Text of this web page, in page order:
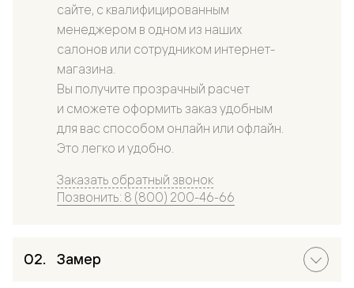
сайте, с квалифицированным
менеджером в одном из наших
салонов или сотрудником интернет-
магазина.
Вы получите прозрачный расчет
и сможете оформить заказ удобным
для вас способом онлайн или офлайн.
Это легко и удобно.
Заказать обратный звонок
Позвонить: 8 (800) 200-46-66
Замер